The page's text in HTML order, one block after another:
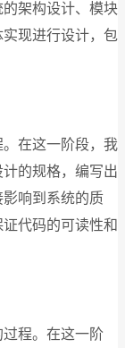
架构设计、模块
现进行设计，包
在这一阶段，我
的规格，编写出
响到系统的质
代码的可读性和
程。在这一阶